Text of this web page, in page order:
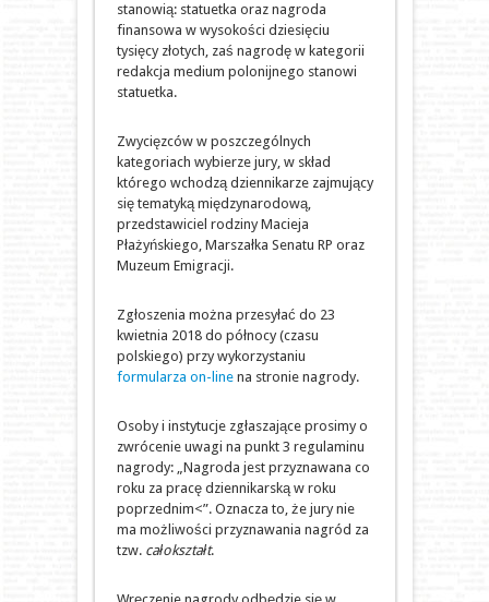
stanowią: statuetka oraz nagroda
finansowa w wysokości dziesięciu
tysięcy złotych, zaś nagrodę w kategorii
redakcja medium polonijnego stanowi
statuetka.
Zwycięzców w poszczególnych
kategoriach wybierze jury, w skład
którego wchodzą dziennikarze zajmujący
się tematyką międzynarodową,
przedstawiciel rodziny Macieja
Płażyńskiego, Marszałka Senatu RP oraz
Muzeum Emigracji.
Zgłoszenia można przesyłać do 23
kwietnia 2018 do północy (czasu
polskiego) przy wykorzystaniu
formularza on-linena stronie nagrody.
Osoby i instytucje zgłaszające prosimy o
zwrócenie uwagi na punkt 3 regulaminu
nagrody: „Nagroda jest przyznawana co
roku za pracę dziennikarską w roku
poprzednim<”. Oznacza to, że jury nie
ma możliwości przyznawania nagród za
tzw. całokształt.